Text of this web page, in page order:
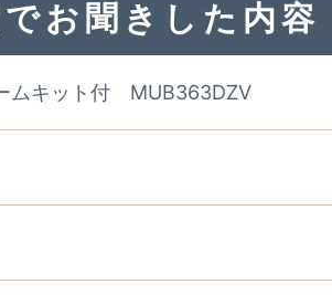
お聞きした内容
キット付 MUB363DZV